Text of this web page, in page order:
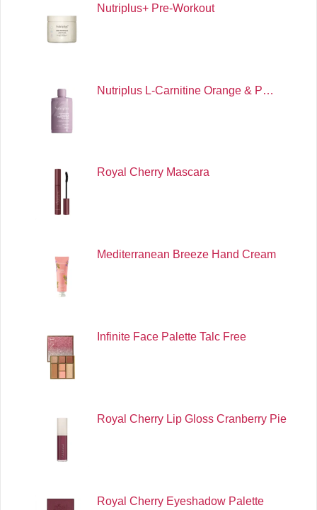
Nutriplus+ Pre-Workout
Nutriplus L-Carnitine Orange & P…
Royal Cherry Mascara
Mediterranean Breeze Hand Cream
Infinite Face Palette Talc Free
Royal Cherry Lip Gloss Cranberry Pie
Royal Cherry Eyeshadow Palette